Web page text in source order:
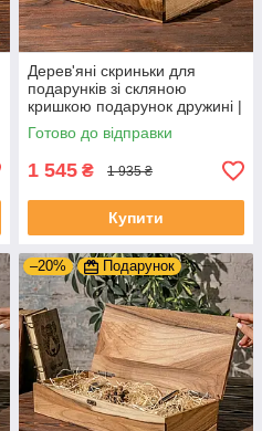
Дерев'яні скриньки для
подарунків зі скляною
кришкою подарунок дружині |
L – 275x180x82 мм
Готово до відправки
1 545 ₴ 1 935 ₴
Купити
–20% Подарунок